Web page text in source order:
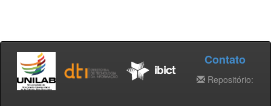
Contato
Repositório: